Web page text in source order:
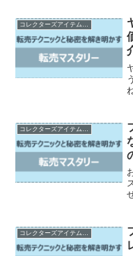
コレクターズアイテムの売買とカスタマイズ
コレクターズアイテムの売買とカスタマイズ